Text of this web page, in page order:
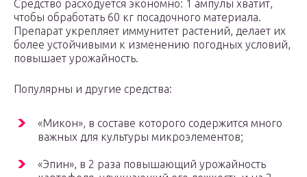
Средство расходуется экономно: 1 ампулы хватит,
чтобы обработать 60 кг посадочного материала.
Препарат укрепляет иммунитет растений, делает их
более устойчивыми к изменению погодных условий,
повышает урожайность.
Популярны и другие средства:
«Микон», в составе которого содержится много
важных для культуры микроэлементов;
«Эпин», в 2 раза повышающий урожайность